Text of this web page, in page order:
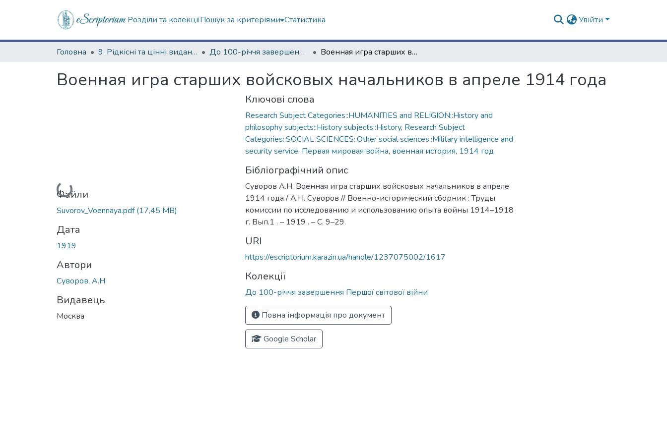
Розділи та колекціїПошук за критеріями Статистика Увійти
Головна 9. Рідкісні та цінні видання До 100-річчя завершення Першої світової війни Военная игра старших войсковых начальников в апреле 1914 года
Военная игра старших войсковых начальников в апреле 1914 года
Вантажиться...
Файли
Suvorov_Voennaya.pdf(17,45 MB)
Дата
1919
Автори
Суворов, А.Н.
Видавець
Москва
Ключові слова
Research Subject Categories::HUMANITIES and RELIGION::History and
philosophy subjects::History subjects::History, Research Subject
Categories::SOCIAL SCIENCES::Other social sciences::Military intelligence and
security service, Первая мировая война, военная история, 1914 год
Бібліографічний опис
Суворов А.Н. Военная игра старших войсковых начальников в апреле
1914 года / А.Н. Суворов // Военно-исторический сборник : Труды
комиссии по исследованию и использованию опыта войны 1914–1918
г. Вып.1 . – 1919 . – С. 9–29.
URI
https://escriptorium.karazin.ua/handle/1237075002/1617
Колекції
До 100-річчя завершення Першої світової війни
Повна інформація про документ
Google Scholar